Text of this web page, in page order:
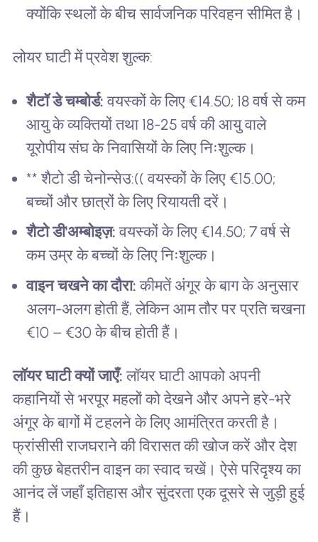
क्योंकि स्थलों के बीच सार्वजनिक परिवहन सीमित है।
लोयर घाटी में प्रवेश शुल्क:
शैटॉ डे चम्बोर्ड: वयस्कों के लिए €14.50; 18 वर्ष से कम
आयु के व्यक्तियों तथा 18-25 वर्ष की आयु वाले
यूरोपीय संघ के निवासियों के लिए निःशुल्क।
** शैटो डी चेनोन्सेउ:(( वयस्कों के लिए €15.00;
बच्चों और छात्रों के लिए रियायती दरें।
शैटो डी'अम्बोइज़: वयस्कों के लिए €14.50; 7 वर्ष से
कम उम्र के बच्चों के लिए निःशुल्क।
वाइन चखने का दौरा: कीमतें अंगूर के बाग के अनुसार
अलग-अलग होती हैं, लेकिन आम तौर पर प्रति चखना
€10 – €30 के बीच होती हैं।
लॉयर घाटी क्यों जाएँ: लॉयर घाटी आपको अपनी
कहानियों से भरपूर महलों को देखने और अपने हरे-भरे
अंगूर के बागों में टहलने के लिए आमंत्रित करती है।
फ्रांसीसी राजघराने की विरासत की खोज करें और देश
की कुछ बेहतरीन वाइन का स्वाद चखें। ऐसे परिदृश्य का
आनंद लें जहाँ इतिहास और सुंदरता एक दूसरे से जुड़ी हुई
हैं।